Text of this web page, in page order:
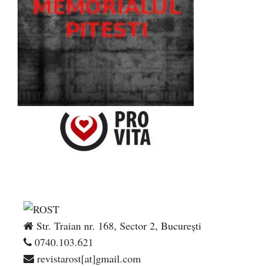
Str. Traian nr. 168, Sector 2, București
0740.103.621
revistarost[at]gmail.com